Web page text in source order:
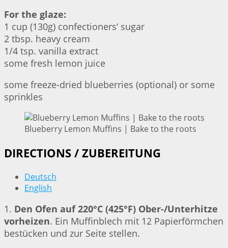
For the glaze:
1 cup (130g) confectioners‘ sugar
2 tbsp. heavy cream
1/4 tsp. vanilla extract
some fresh lemon juice
some freeze-dried blueberries (optional) or some
sprinkles
Blueberry Lemon Muffins | Bake to the roots
DIRECTIONS / ZUBEREITUNG
Deutsch
English
1. Den Ofen auf 220°C (425°F) Ober-/Unterhitze
vorheizen. Ein Muffinblech mit 12 Papierförmchen
bestücken und zur Seite stellen.